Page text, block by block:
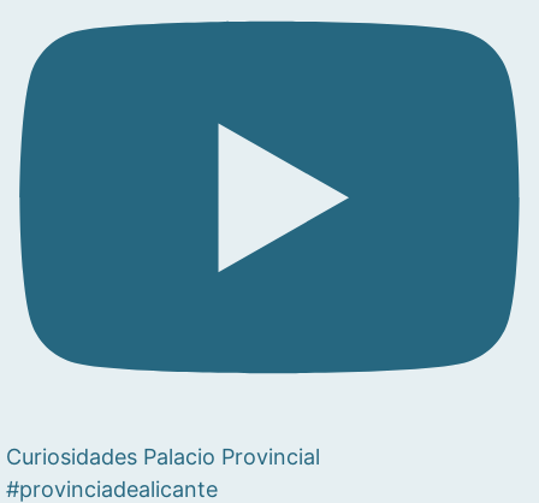
Curiosidades Palacio Provincial
#provinciadealicante